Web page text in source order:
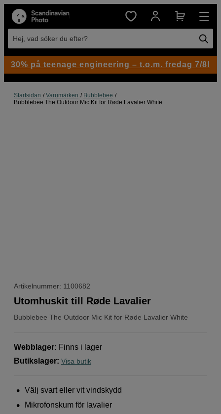
Hej, vad söker du efter?
Startsidan Varumärken
Bubblebee
Bubblebee The Outdoor Mic Kit for Røde Lavalier White
Artikelnummer: 1100682
Bubblebee The Outdoor Mic Kit for Røde Lavalier White
Utomhuskit till Røde Lavalier
Webblager: Finns i lager
Butikslager: Visa butik
Välj svart eller vit vindskydd
Mikrofonskum för lavalier
30% på teenage engineering – t.o.m. fredag 7/8!